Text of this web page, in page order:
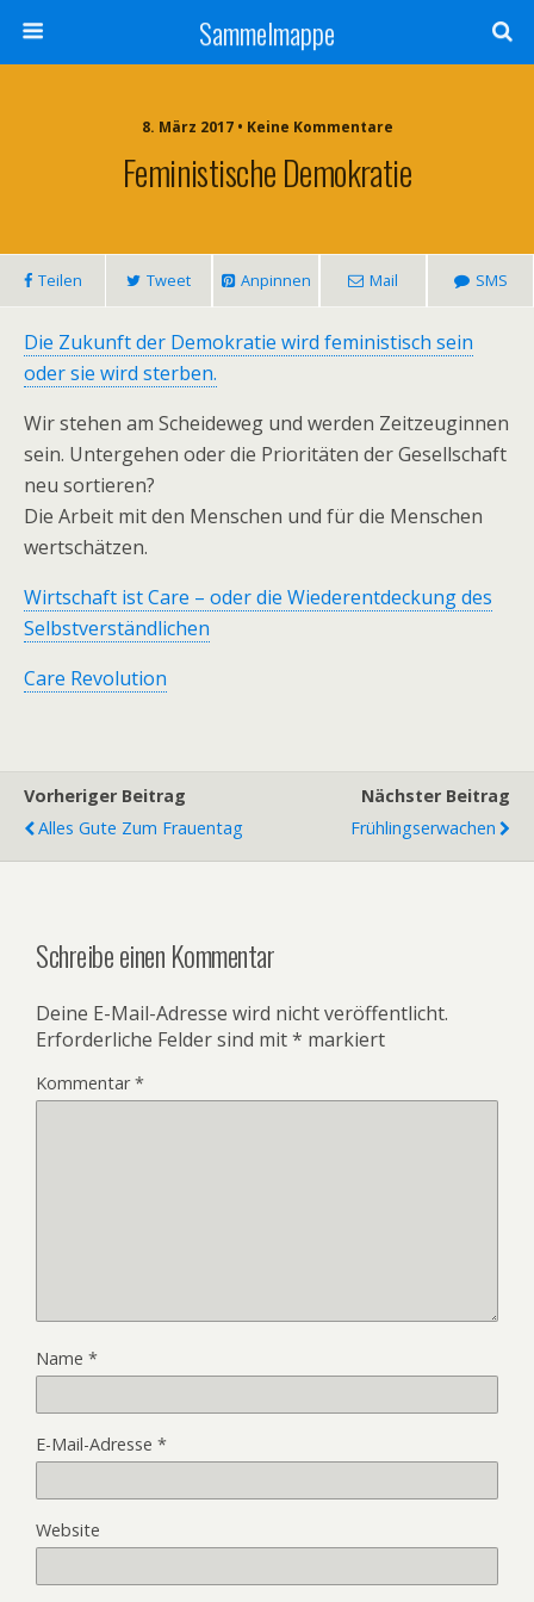
Sammelmappe
8. März 2017 • Keine Kommentare
Feministische Demokratie
Teilen Tweet Anpinnen Mail SMS
Die Zukunft der Demokratie wird feministisch sein
oder sie wird sterben.
Wir stehen am Scheideweg und werden Zeitzeuginnen
sein. Untergehen oder die Prioritäten der Gesellschaft
neu sortieren?
Die Arbeit mit den Menschen und für die Menschen
wertschätzen.
Wirtschaft ist Care – oder die Wiederentdeckung des
Selbstverständlichen
Care Revolution
Vorheriger Beitrag
Alles Gute Zum Frauentag
Nächster Beitrag
Frühlingserwachen
Schreibe einen Kommentar
Deine E-Mail-Adresse wird nicht veröffentlicht.
Erforderliche Felder sind mit* markiert
Kommentar*
Name *
E-Mail-Adresse *
Website